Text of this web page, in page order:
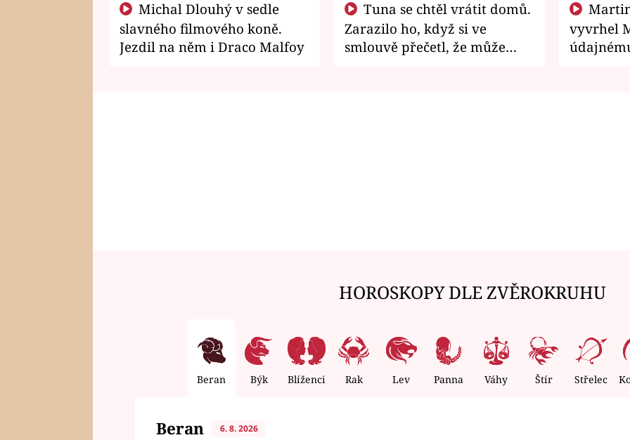
slavného filmového koně.
Jezdil na něm i Draco Malfoy
Zarazilo ho, když si ve
smlouvě přečetl, že může
vyvrhel
HOROSKOPY DLE ZVĚROKRUHU
Beran Býk Blíženci Rak Lev Panna Váhy Štír Střelec
Beran 6. 8. 2026